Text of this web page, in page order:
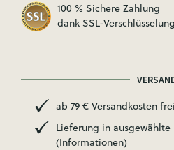
100 % Sichere Zahlung
dank SSL-Verschlüsselung
ab 79 € Versandkosten
Lieferung in ausgewählte
(Informationen)